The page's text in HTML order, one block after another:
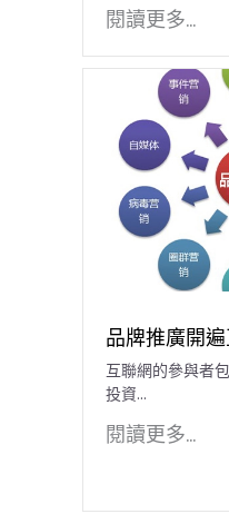
閱讀更多...
品牌推廣開
互聯網的參與者
投資...
閱讀更多...